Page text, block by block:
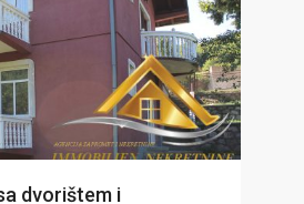
dvorištem i